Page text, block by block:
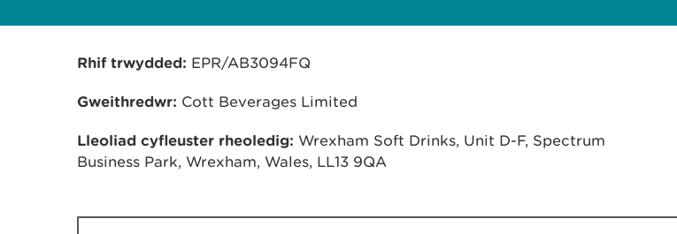
Rhif trwydded: EPR/AB3094FQ
Gweithredwr: Cott Beverages Limited
Lleoliad cyfleuster rheoledig: Wrexham Soft Drinks, Unit D-F, Spectrum
Business Park, Wrexham, Wales, LL13 9QA